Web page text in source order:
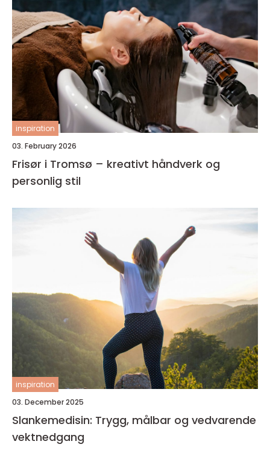
inspiration
03. February 2026
Frisør i Tromsø – kreativt håndverk og
personlig stil
inspiration
03. December 2025
Slankemedisin: Trygg, målbar og vedvarende
vektnedgang